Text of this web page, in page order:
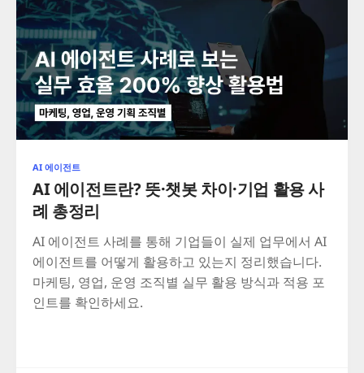
AI 에이전트
AI 에이전트란? 뜻·챗봇 차이·기업 활용 사
례 총정리
AI 에이전트 사례를 통해 기업들이 실제 업무에서 AI
에이전트를 어떻게 활용하고 있는지 정리했습니다.
마케팅, 영업, 운영 조직별 실무 활용 방식과 적용 포
인트를 확인하세요.